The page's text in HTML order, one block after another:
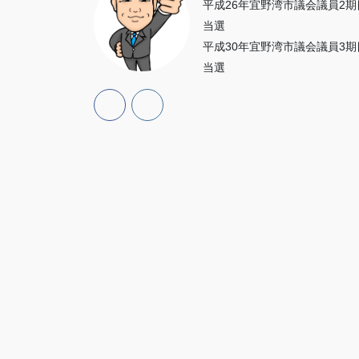
り
平成26年宜野湾市議会議員2期
当選
平成30年宜野湾市議会議員3期
当選